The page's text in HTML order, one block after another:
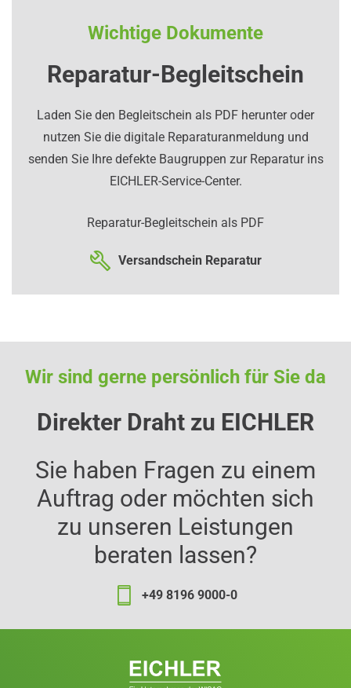
Wichtige Dokumente
Reparatur-Begleitschein
Laden Sie den Begleitschein als PDF herunter oder
nutzen Sie die digitale Reparaturanmeldung und
senden Sie Ihre defekte Baugruppen zur Reparatur ins
EICHLER-Service-Center.
Reparatur-Begleitschein als PDF
Versandschein Reparatur
Wir sind gerne persönlich für Sie da
Direkter Draht zu EICHLER
Sie haben Fragen zu einem
Auftrag oder möchten sich
zu unseren Leistungen
beraten lassen?
+49 8196 9000-0